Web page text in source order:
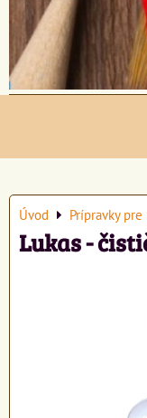
Úvod Prípravky
Lukas -